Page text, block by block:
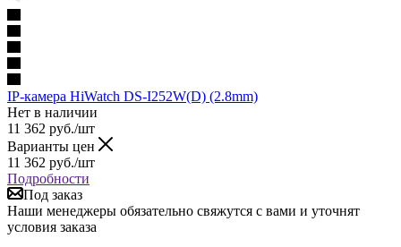
IP-камера HiWatch DS-I252W(D) (2.8mm)
Нет в наличии
11 362 руб./шт
Варианты цен
11 362 руб./шт
Подробности
Под заказ
Наши менеджеры обязательно свяжутся с вами и уточнят
условия заказа